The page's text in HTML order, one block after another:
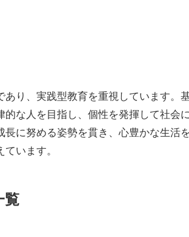
り、実践型教育を重視しています。
な人を目指し、個性を発揮して社会に
に努める姿勢を貫き、心豊かな生活
います。
覧